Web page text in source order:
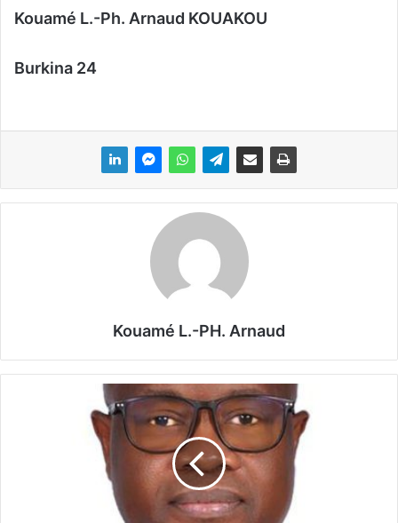
Kouamé L.-Ph. Arnaud KOUAKOU
Burkina 24
Kouamé L.-PH. Arnaud